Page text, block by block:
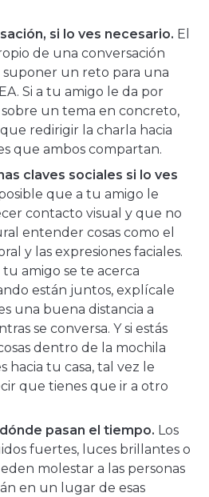
si lo ves necesario. El
de una conversación
un reto para una
Si a tu amigo le da por
un tema en concreto,
redirigir la charla hacia
que ambos compartan.
claves sociales si lo ves
que a tu amigo le
contacto visual y que no
entender cosas como el
y las expresiones faciales.
tu amigo se te acerca
están juntos, explícale
una buena distancia a
se conversa. Y si estás
dentro de la mochila
hacia tu casa, tal vez le
que tienes que ir a otro
pasan el tiempo. Los
fuertes, luces brillantes o
molestar a las personas
en un lugar de esas